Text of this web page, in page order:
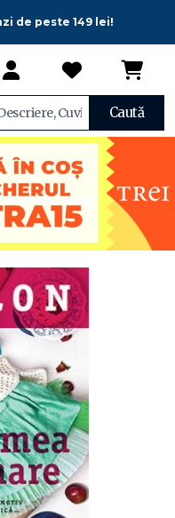
de peste 149 lei!
Caută